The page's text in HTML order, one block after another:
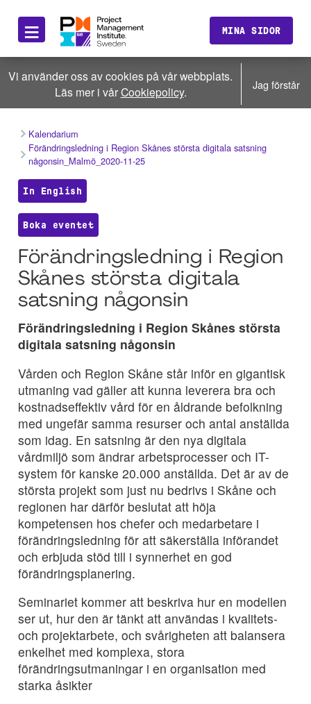
≡ MINA SIDOR
Vi använder oss av cookies på vår webbplats.
Läs mer i vårCookiepolicy. Jag förstår
Kalendarium
Förändringsledning i Region Skånes största digitala satsning
någonsin_Malmö_2020-11-25
In English
Boka eventet
Förändringsledning i Region
Skånes största digitala
satsning någonsin
Förändringsledning i Region Skånes största
digitala satsning någonsin
Vården och Region Skåne står inför en gigantisk
utmaning vad gäller att kunna leverera bra och
kostnadseffektiv vård för en åldrande befolkning
med ungefär samma resurser och antal anställda
som idag. En satsning är den nya digitala
vårdmiljö som ändrar arbetsprocesser och IT-
system för kanske 20.000 anställda. Det är av de
största projekt som just nu bedrivs i Skåne och
regionen har därför beslutat att höja
kompetensen hos chefer och medarbetare i
förändringsledning för att säkerställa införandet
och erbjuda stöd till i synnerhet en god
förändringsplanering.
Seminariet kommer att beskriva hur en modellen
ser ut, hur den är tänkt att användas i kvalitets-
och projektarbete, och svårigheten att balansera
enkelhet med komplexa, stora
förändringsutmaningar i en organisation med
starka åsikter